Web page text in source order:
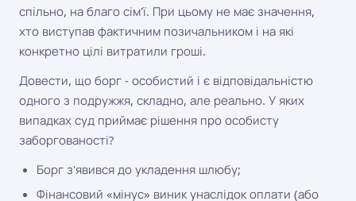
спільно, на благо сім'ї. При цьому не має значення,
хто виступав фактичним позичальником і на які
конкретно цілі витратили гроші.
Довести, що борг - особистий і є відповідальністю
одного з подружжя, складно, але реально. У яких
випадках суд приймає рішення про особисту
заборгованості?
Борг з'явився до укладення шлюбу;
Фінансовий «мінус» виник унаслідок оплати (або